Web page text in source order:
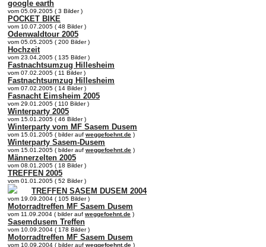
google earth
vom 05.09.2005 ( 3 Bilder )
POCKET BIKE
vom 10.07.2005 ( 48 Bilder )
Odenwaldtour 2005
vom 05.05.2005 ( 200 Bilder )
Hochzeit
vom 23.04.2005 ( 135 Bilder )
Fastnachtsumzug Hillesheim
vom 07.02.2005 ( 11 Bilder )
Fastnachtsumzug Hillesheim
vom 07.02.2005 ( 14 Bilder )
Fasnacht Eimsheim 2005
vom 29.01.2005 ( 110 Bilder )
Winterparty 2005
vom 15.01.2005 ( 46 Bilder )
Winterparty vom MF Sasem Dusem
vom 15.01.2005 ( bilder auf weggefoehnt.de )
Winterparty Sasem-Dusem
vom 15.01.2005 ( bilder auf weggefoehnt.de )
Männerzelten 2005
vom 08.01.2005 ( 18 Bilder )
TREFFEN 2005
vom 01.01.2005 ( 52 Bilder )
TREFFEN SASEM DUSEM 2004
vom 19.09.2004 ( 105 Bilder )
Motorradtreffen MF Sasem Dusem
vom 11.09.2004 ( bilder auf weggefoehnt.de )
Sasemdusem Treffen
vom 10.09.2004 ( 178 Bilder )
Motorradtreffen MF Sasem Dusem
vom 10.09.2004 ( bilder auf weggefoehnt.de )